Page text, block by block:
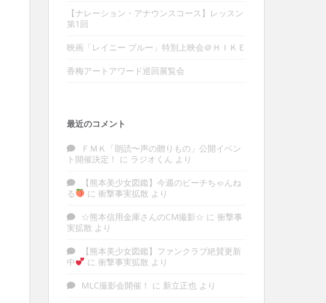
【ナレーション・アナウンスコース】レッスン
第1回
映画「レイニー ブルー」特別上映会＠ＨＩＫＥ
香梅アートアワード巡回展覧会
最近のコメント
ＦＭＫ「朗読〜声の贈りもの」公開イベン
ト開催決定！ に ラジオくん より
【熊本美少女図鑑】今週のピーチちゃんね
る
に 衝撃事実拡散 より
☆熊本信用金庫さんのCM撮影☆ に 衝撃事
実拡散 より
【熊本美少女図鑑】ファンクラブ絶賛更新
中
に 衝撃事実拡散 より
MLC撮影会開催！ に 新立正也 より